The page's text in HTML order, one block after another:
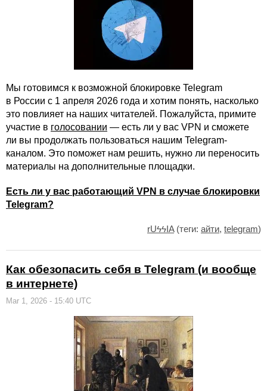
Мы готовимся к возможной блокировке Telegram
в России с 1 апреля 2026 года и хотим понять, насколько
это повлияет на наших читателей. Пожалуйста, примите
участие в голосовании — есть ли у вас VPN и сможете
ли вы продолжать пользоваться нашим Telegram-
каналом. Это поможет нам решить, нужно ли переносить
материалы на дополнительные площадки.
Есть ли у вас работающий VPN в случае блокировки
Telegram?
rUϟϟIA(теги: айти, telegram)
Как обезопасить себя в Telegram (и вообще
в интернете)
Mar 1, 2026 - 15:40 UTC